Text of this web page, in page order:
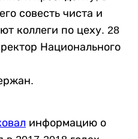
совесть чиста и
коллеги по цеху. 28
Национального
информацию о